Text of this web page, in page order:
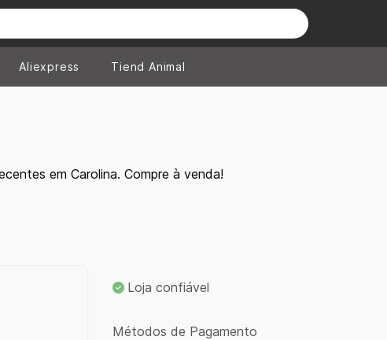
Aliexpress Tiend Animal
em Carolina. Compre à venda!
Loja confiável
Métodos de Pagamento